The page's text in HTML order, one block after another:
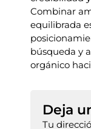
Combinar
equilibrada
búsqueda y
orgánico
Deja
Tu